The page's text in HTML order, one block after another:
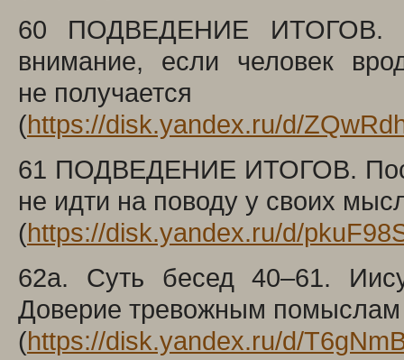
60 ПОДВЕДЕНИЕ ИТОГОВ.
внимание, если человек
не получается
(https://disk.yandex.ru/d/
61 ПОДВЕДЕНИЕ ИТОГОВ.
не идти на поводу у своих
(https://disk.yandex.ru/d/
62a. Суть бесед 40–61.
Доверие тревожным помыслам
(https://disk.yandex.ru/d/